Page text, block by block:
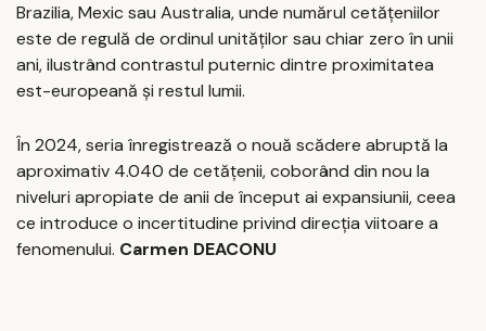
Brazilia, Mexic sau Australia, unde numărul cetățeniilor
este de regulă de ordinul unităților sau chiar zero în unii
ani, ilustrând contrastul puternic dintre proximitatea
est-europeană și restul lumii.
În 2024, seria înregistrează o nouă scădere abruptă la
aproximativ 4.040 de cetățenii, coborând din nou la
niveluri apropiate de anii de început ai expansiunii, ceea
ce introduce o incertitudine privind direcția viitoare a
fenomenului. Carmen DEACONU